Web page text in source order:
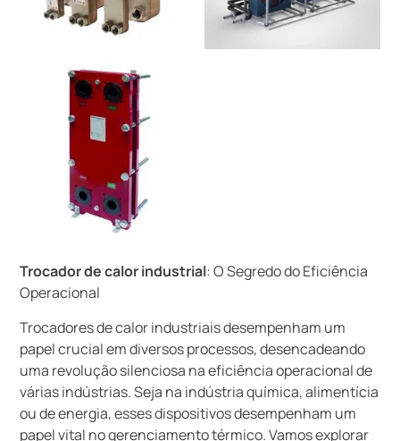
Trocador de calor industrial: O Segredo do Eficiência
Operacional
Trocadores de calor industriais desempenham um
papel crucial em diversos processos, desencadeando
uma revolução silenciosa na eficiência operacional de
várias indústrias. Seja na indústria química, alimentícia
ou de energia, esses dispositivos desempenham um
papel vital no gerenciamento térmico. Vamos explorar